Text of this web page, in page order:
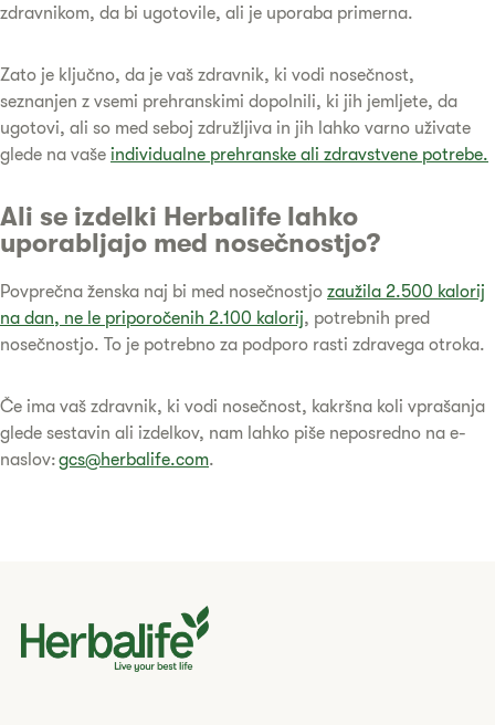
zdravnikom, da bi ugotovile, ali je uporaba primerna.
Zato je ključno, da je vaš zdravnik, ki vodi nosečnost,
seznanjen z vsemi prehranskimi dopolnili, ki jih jemljete, da
ugotovi, ali so med seboj združljiva in jih lahko varno uživate
glede na vaše individualne prehranske ali zdravstvene potrebe.
Ali se izdelki Herbalife lahko
uporabljajo med nosečnostjo?
Povprečna ženska naj bi med nosečnostjo zaužila 2.500 kalorij
na dan, ne le priporočenih 2.100 kalorij, potrebnih pred
nosečnostjo. To je potrebno za podporo rasti zdravega otroka.
Če ima vaš zdravnik, ki vodi nosečnost, kakršna koli vprašanja
glede sestavin ali izdelkov, nam lahko piše neposredno na e-
naslov:gcs@herbalife.com.